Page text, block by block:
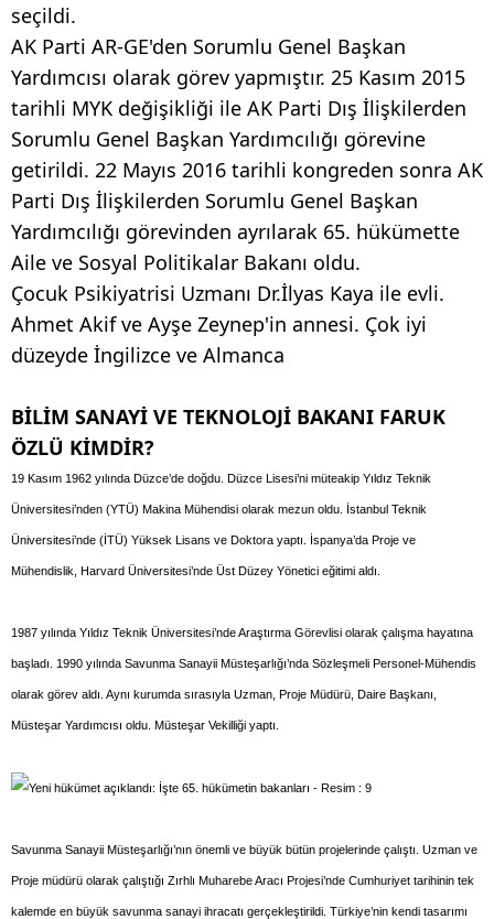
seçildi.
AK Parti AR-GE'den Sorumlu Genel Başkan
Yardımcısı olarak görev yapmıştır. 25 Kasım 2015
tarihli MYK değişikliği ile AK Parti Dış İlişkilerden
Sorumlu Genel Başkan Yardımcılığı görevine
getirildi. 22 Mayıs 2016 tarihli kongreden sonra AK
Parti Dış İlişkilerden Sorumlu Genel Başkan
Yardımcılığı görevinden ayrılarak 65. hükümette
Aile ve Sosyal Politikalar Bakanı oldu.
Çocuk Psikiyatrisi Uzmanı Dr.İlyas Kaya ile evli.
Ahmet Akif ve Ayşe Zeynep'in annesi. Çok iyi
düzeyde İngilizce ve Almanca
BİLİM SANAYİ VE TEKNOLOJİ BAKANI FARUK
ÖZLÜ KİMDİR?
19 Kasım 1962 yılında Düzce’de doğdu. Düzce Lisesi’ni müteakip Yıldız Teknik
Üniversitesi’nden (YTÜ) Makina Mühendisi olarak mezun oldu. İstanbul Teknik
Üniversitesi’nde (İTÜ) Yüksek Lisans ve Doktora yaptı. İspanya’da Proje ve
Mühendislik, Harvard Üniversitesi’nde Üst Düzey Yönetici eğitimi aldı.
1987 yılında Yıldız Teknik Üniversitesi’nde Araştırma Görevlisi olarak çalışma hayatına
başladı. 1990 yılında Savunma Sanayii Müsteşarlığı’nda Sözleşmeli Personel-Mühendis
olarak görev aldı. Aynı kurumda sırasıyla Uzman, Proje Müdürü, Daire Başkanı,
Müsteşar Yardımcısı oldu. Müsteşar Vekilliği yaptı.
Savunma Sanayii Müsteşarlığı’nın önemli ve büyük bütün projelerinde çalıştı. Uzman ve
Proje müdürü olarak çalıştığı Zırhlı Muharebe Aracı Projesi’nde Cumhuriyet tarihinin tek
kalemde en büyük savunma sanayi ihracatı gerçekleştirildi. Türkiye’nin kendi tasarımı